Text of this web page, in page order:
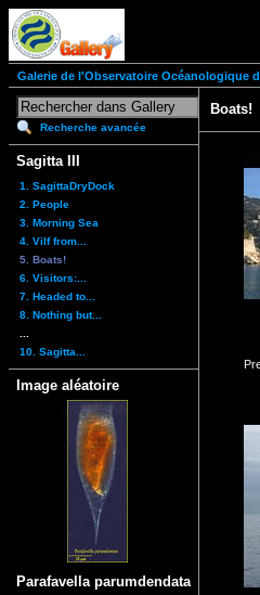
Galerie de l'Observatoire Océanologique
Recherche avancée
Sagitta III
1. SagittaDryDock
2. People
3. Morning Sea
4. Vilf from...
5. Boats!
6. Visitors:...
7. Headed to...
8. Nothing but...
10. Sagitta...
Image aléatoire
Parafavella parumdendata
Boats!